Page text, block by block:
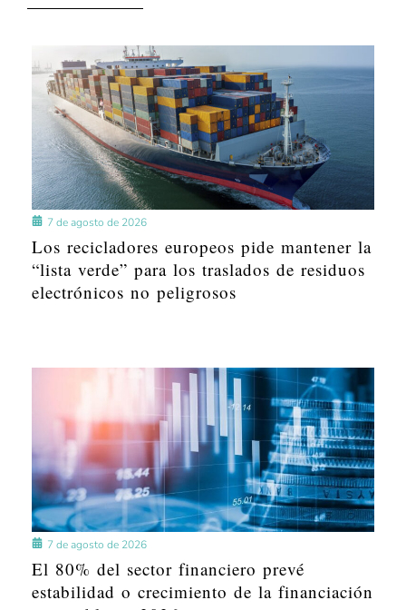
7 de agosto de 2026
Los recicladores europeos pide mantener la
“lista verde” para los traslados de residuos
electrónicos no peligrosos
7 de agosto de 2026
El 80% del sector financiero prevé
estabilidad o crecimiento de la financiación